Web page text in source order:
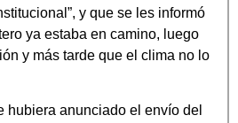
y que se les informó
ya estaba en camino, luego
y más tarde que el clima no lo
hubiera anunciado el envío del